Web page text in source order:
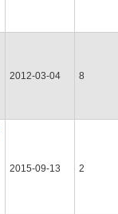
2012-03-04 8
2015-09-13 2